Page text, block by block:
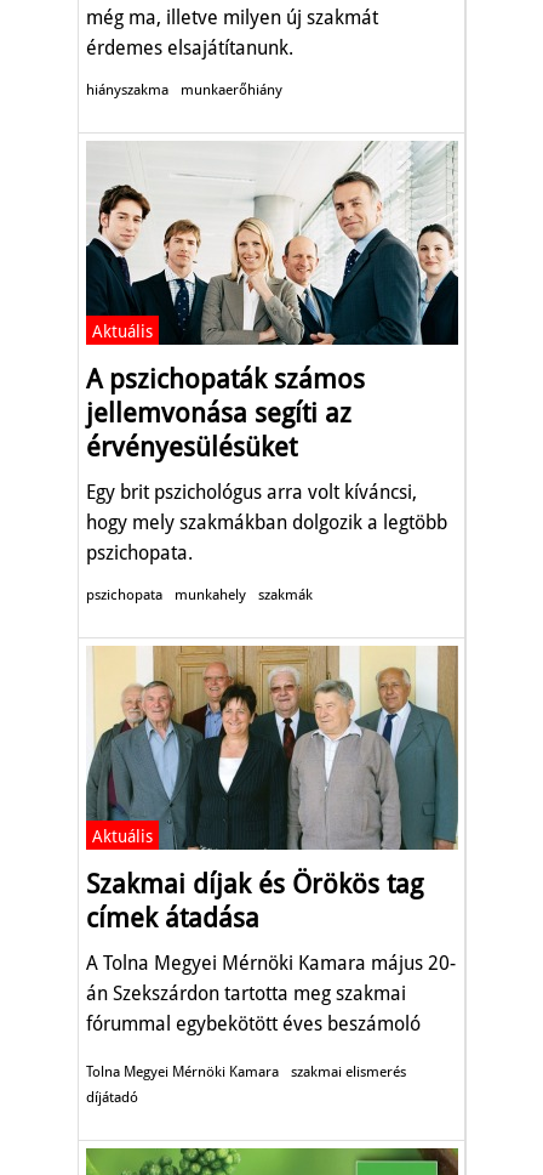
még ma, illetve milyen új szakmát
érdemes elsajátítanunk.
hiányszakma munkaerőhiány
Aktuális
A pszichopaták számos
jellemvonása segíti az
érvényesülésüket
Egy brit pszichológus arra volt kíváncsi,
hogy mely szakmákban dolgozik a legtöbb
pszichopata.
pszichopata munkahely szakmák
Aktuális
Szakmai díjak és Örökös tag
címek átadása
A Tolna Megyei Mérnöki Kamara május 20-
án Szekszárdon tartotta meg szakmai
fórummal egybekötött éves beszámoló
Kővári Terézia okl. építőmérnök, a kamara
Tolna Megyei Mérnöki Kamara
szakmai elismerés
díjátadó